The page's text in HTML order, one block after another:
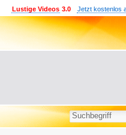
Jetzt kostenlos
Lustige Videos 3.0